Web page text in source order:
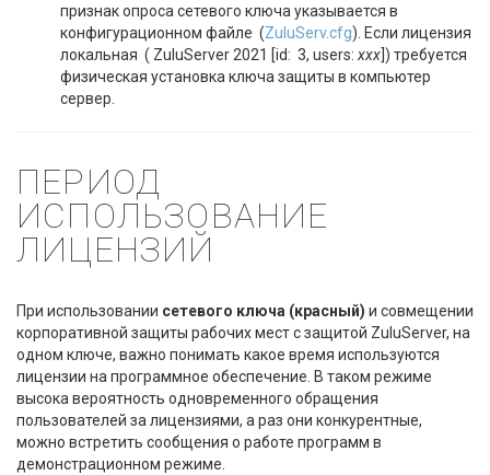
признак опроса сетевого ключа указывается в
конфигурационном файле (ZuluServ.cfg). Если лицензия
локальная ( ZuluServer 2021 [id: 3, users: xxx ]) требуется
физическая установка ключа защиты в компьютер
сервер.
ПЕРИОД
ИСПОЛЬЗОВАНИЕ
ЛИЦЕНЗИЙ
При использовании сетевого ключа (красный) и совмещении
корпоративной защиты рабочих мест c защитой ZuluServer, на
одном ключе, важно понимать какое время используются
лицензии на программное обеспечение. В таком режиме
высока вероятность одновременного обращения
пользователей за лицензиями, а раз они конкурентные,
можно встретить сообщения о работе программ в
демонстрационном режиме.